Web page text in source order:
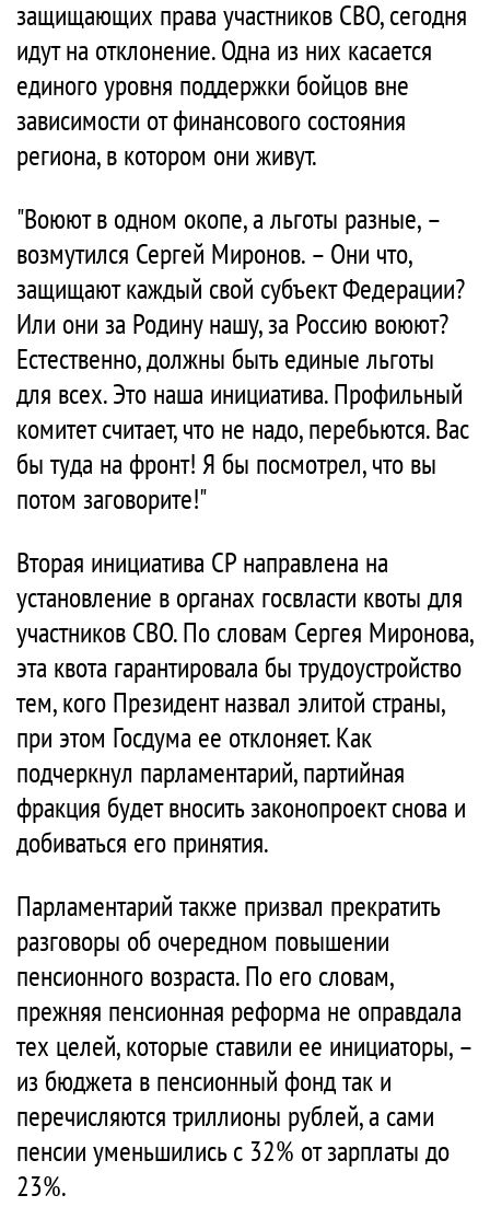
защищающих права участников СВО, сегодня
идут на отклонение. Одна из них касается
единого уровня поддержки бойцов вне
зависимости от финансового состояния
региона, в котором они живут.
"Воюют в одном окопе, а льготы разные, –
возмутился Сергей Миронов. – Они что,
защищают каждый свой субъект Федерации?
Или они за Родину нашу, за Россию воюют?
Естественно, должны быть единые льготы
для всех. Это наша инициатива. Профильный
комитет считает, что не надо, перебьются. Вас
бы туда на фронт! Я бы посмотрел, что вы
потом заговорите!"
Вторая инициатива СР направлена на
установление в органах госвласти квоты для
участников СВО. По словам Сергея Миронова,
эта квота гарантировала бы трудоустройство
тем, кого Президент назвал элитой страны,
при этом Госдума ее отклоняет. Как
подчеркнул парламентарий, партийная
фракция будет вносить законопроект снова и
добиваться его принятия.
Парламентарий также призвал прекратить
разговоры об очередном повышении
пенсионного возраста. По его словам,
прежняя пенсионная реформа не оправдала
тех целей, которые ставили ее инициаторы, –
из бюджета в пенсионный фонд так и
перечисляются триллионы рублей, а сами
пенсии уменьшились с 32% от зарплаты до
23%.